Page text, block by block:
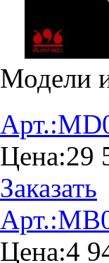
Модели
Арт.:
Цена:29
Заказать
Арт.:
Цена:4